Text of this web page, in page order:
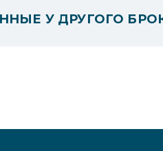
У ДРУГОГО